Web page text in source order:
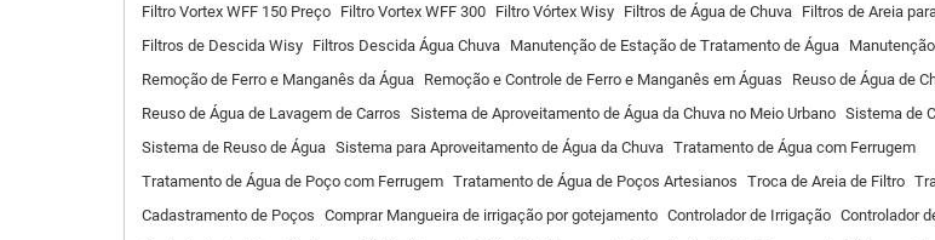
Filtro Vortex WFF 150 Preço Filtro Vortex WFF 300 Filtro Vórtex Wisy Filtros de Água de Chuva Filtros de Areia
Filtros de Descida Wisy Filtros Descida Água Chuva Manutenção de Estação de Tratamento de Água
Remoção de Ferro e Manganês da Água Remoção e Controle de Ferro e Manganês em Águas
Reuso de Água de
Reuso de Água de Lavagem de Carros Sistema de Aproveitamento de Água da Chuva no Meio Urbano Sistema de
Sistema de Reuso de Água Sistema para Aproveitamento de Água da Chuva Tratamento de Água com Ferrugem
Tratamento de Água de Poço com Ferrugem Tratamento de Água de Poços Artesianos Troca de Areia de Filtro
Cadastramento de Poços Comprar Mangueira de irrigação por gotejamento Controlador de Irrigação Controlador